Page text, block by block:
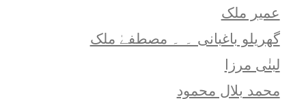
عمیر ملک
گھریلو باغبانی ۔ ۔ مصطفےٰ ملک
لبنٰی مرزا
محمد بلال محمود